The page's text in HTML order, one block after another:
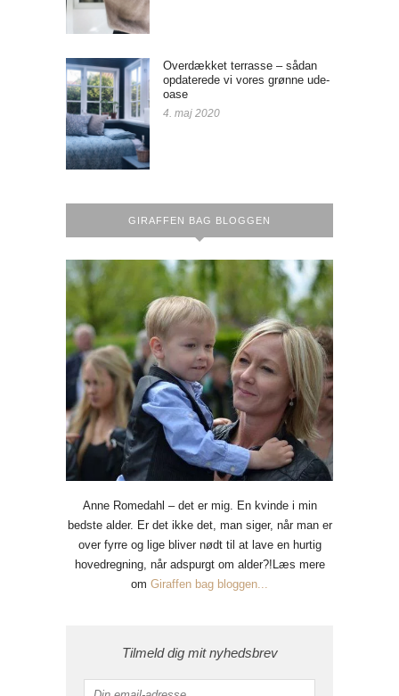
Overdækket terrasse – sådan
opdaterede vi vores grønne ude-
oase
4. maj 2020
GIRAFFEN BAG BLOGGEN
Anne Romedahl – det er mig. En kvinde i min
bedste alder. Er det ikke det, man siger, når man er
over fyrre og lige bliver nødt til at lave en hurtig
hovedregning, når adspurgt om alder?!Læs mere
om Giraffen bag bloggen...
Tilmeld dig mit nyhedsbrev